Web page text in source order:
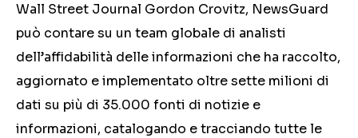
Wall Street Journal Gordon Crovitz, NewsGuard
può contare su un team globale di analisti
dell’affidabilità delle informazioni che ha raccolto,
aggiornato e implementato oltre sette milioni di
dati su più di 35.000 fonti di notizie e
informazioni, catalogando e tracciando tutte le